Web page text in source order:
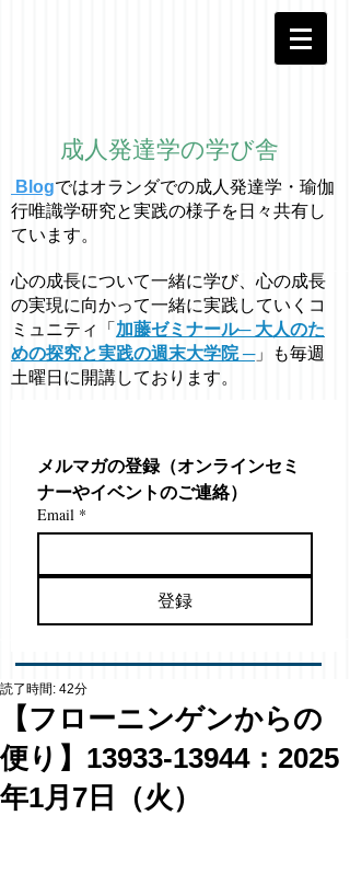
成人発達学の学び舎
Blogではオラ ンダでの成人発達学・ 瑜伽
行唯識学研究と実践の様子を日々共有し
ています。
心の成長について一緒に学び、心の成長
の実現に向かって一緒に実践していくコ
ミュニティ「 加藤ゼミナール─ 大人のた
めの探究と実践の週末大学院 ─」も毎週
土曜日に開講しております。
メルマガの登録（オンラインセミ
ナーやイベントのご連絡）
Email *
登録
【フローニンゲンからの
便り】13933-13944：2025
年1月7日（火）
読了時間: 42分